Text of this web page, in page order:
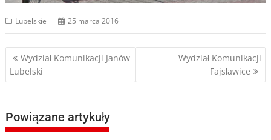
Lubelskie 25 marca 2016
Nawigacja
wpisu
Wydział Komunikacji Janów
Lubelski
Wydział Komunikacji
Fajsławice
Powiązane artykuły